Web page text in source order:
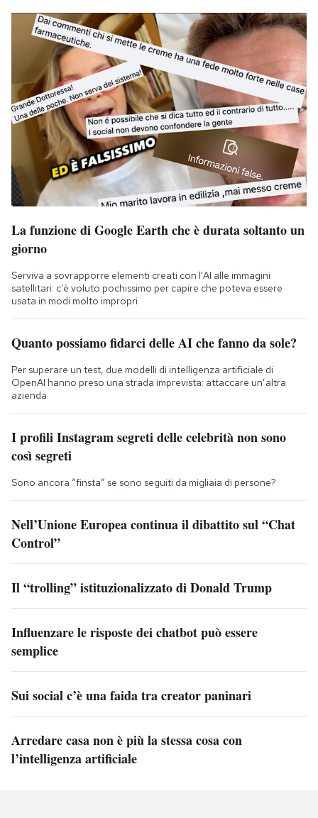
La funzione di Google Earth che è durata soltanto un
giorno
Serviva a sovrapporre elementi creati con l'AI alle immagini
satellitari: c'è voluto pochissimo per capire che poteva essere
usata in modi molto impropri
Quanto possiamo fidarci delle AI che fanno da sole?
Per superare un test, due modelli di intelligenza artificiale di
OpenAI hanno preso una strada imprevista: attaccare un’altra
azienda
I profili Instagram segreti delle celebrità non sono
così segreti
Sono ancora “finsta” se sono seguiti da migliaia di persone?
Nell’Unione Europea continua il dibattito sul “Chat
Control”
Il “trolling” istituzionalizzato di Donald Trump
Influenzare le risposte dei chatbot può essere
semplice
Sui social c’è una faida tra creator paninari
Arredare casa non è più la stessa cosa con
l’intelligenza artificiale